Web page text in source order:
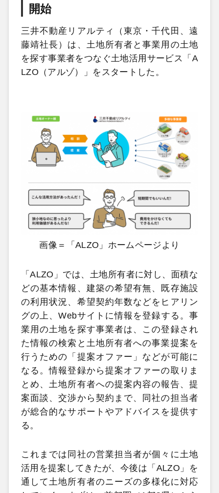
開始
三井不動産リアルティ（東京・千代田、遠
藤靖社長）は、土地所有者と事業用の土地
を探す事業者をつなぐ土地活用サービス「A
LZO（アルゾ）」をスタートした。
画像＝「ALZO」ホームページより
「ALZO」では、土地所有者に対し、面積な
どの基本情報、建築の希望有無、既存施設
の利用状況、希望契約年数などをヒアリン
グの上、Webサイトに情報を登録する。事
業用の土地を探す事業者は、この登録され
た情報の検索と土地所有者への事業提案を
行うための「提案オファー」などが可能に
なる。情報登録から提案オファーの取りま
とめ、土地所有者への提案内容の報告、提
案面談、交渉から契約まで、同社の担当者
が総合的なサポートやアドバイスを提供す
る。
これまでは同社の営業担当者が個々に土地
活用を提案してきたが、今後は「ALZO」を
通して土地所有者のニーズの多様化に対応